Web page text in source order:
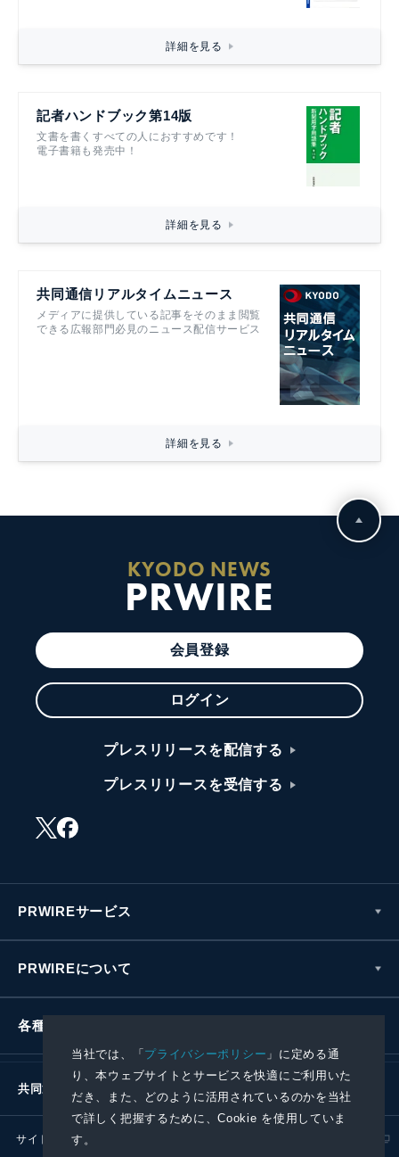
当社では、「プライバシーポリシー 」に定める通
り、本ウェブサイトとサービスを快適にご利用いた
だき、また、どのように活用されているのかを当社
で詳しく把握するために、Cookie を使用していま
す。
詳細を見る
記者ハンドブック第14版
文書を書くすべての人におすすめです！
電子書籍も発売中！
詳細を見る
共同通信リアルタイムニュース
メディアに提供している記事をそのまま閲覧
できる広報部門必見のニュース配信サービス
詳細を見る
KYODO NEWS
PRWIRE
会員登録
ログイン
プレスリリースを配信する
プレスリリースを受信する
PRWIREサービス
PRWIREについて
各種お問い合わせ
共同通信社グループ
サイトポリシー